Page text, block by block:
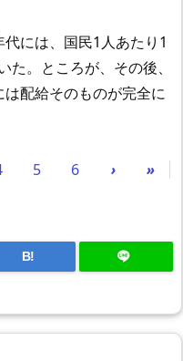
には、国民1人あたり1
。ところが、その後、
配給そのものが完全に
5 6 › »
B!